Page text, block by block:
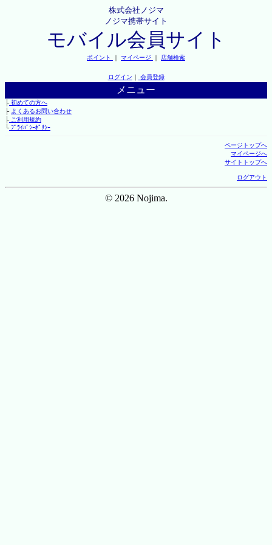
株式会社ノジマ
ノジマ携帯サイト
モバイル会員サイト
ポイント ｜ マイページ ｜ 店舗検索
ログイン ｜ 会員登録
メニュー
├初めての方へ
├ よくあるお問い合わせ
├ご利用規約
└ﾌﾟﾗｲﾊﾞｼｰﾎﾟﾘｼｰ
ページトップへ
マイページへ
サイトトップへ
ログアウト
© 2026 Nojima.